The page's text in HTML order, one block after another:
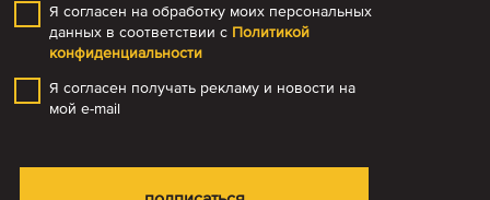
Я согласен на обработку моих персональных
данных в соответствии с Политикой
конфиденциальности
Я согласен получать рекламу и новости на
мой e-mail